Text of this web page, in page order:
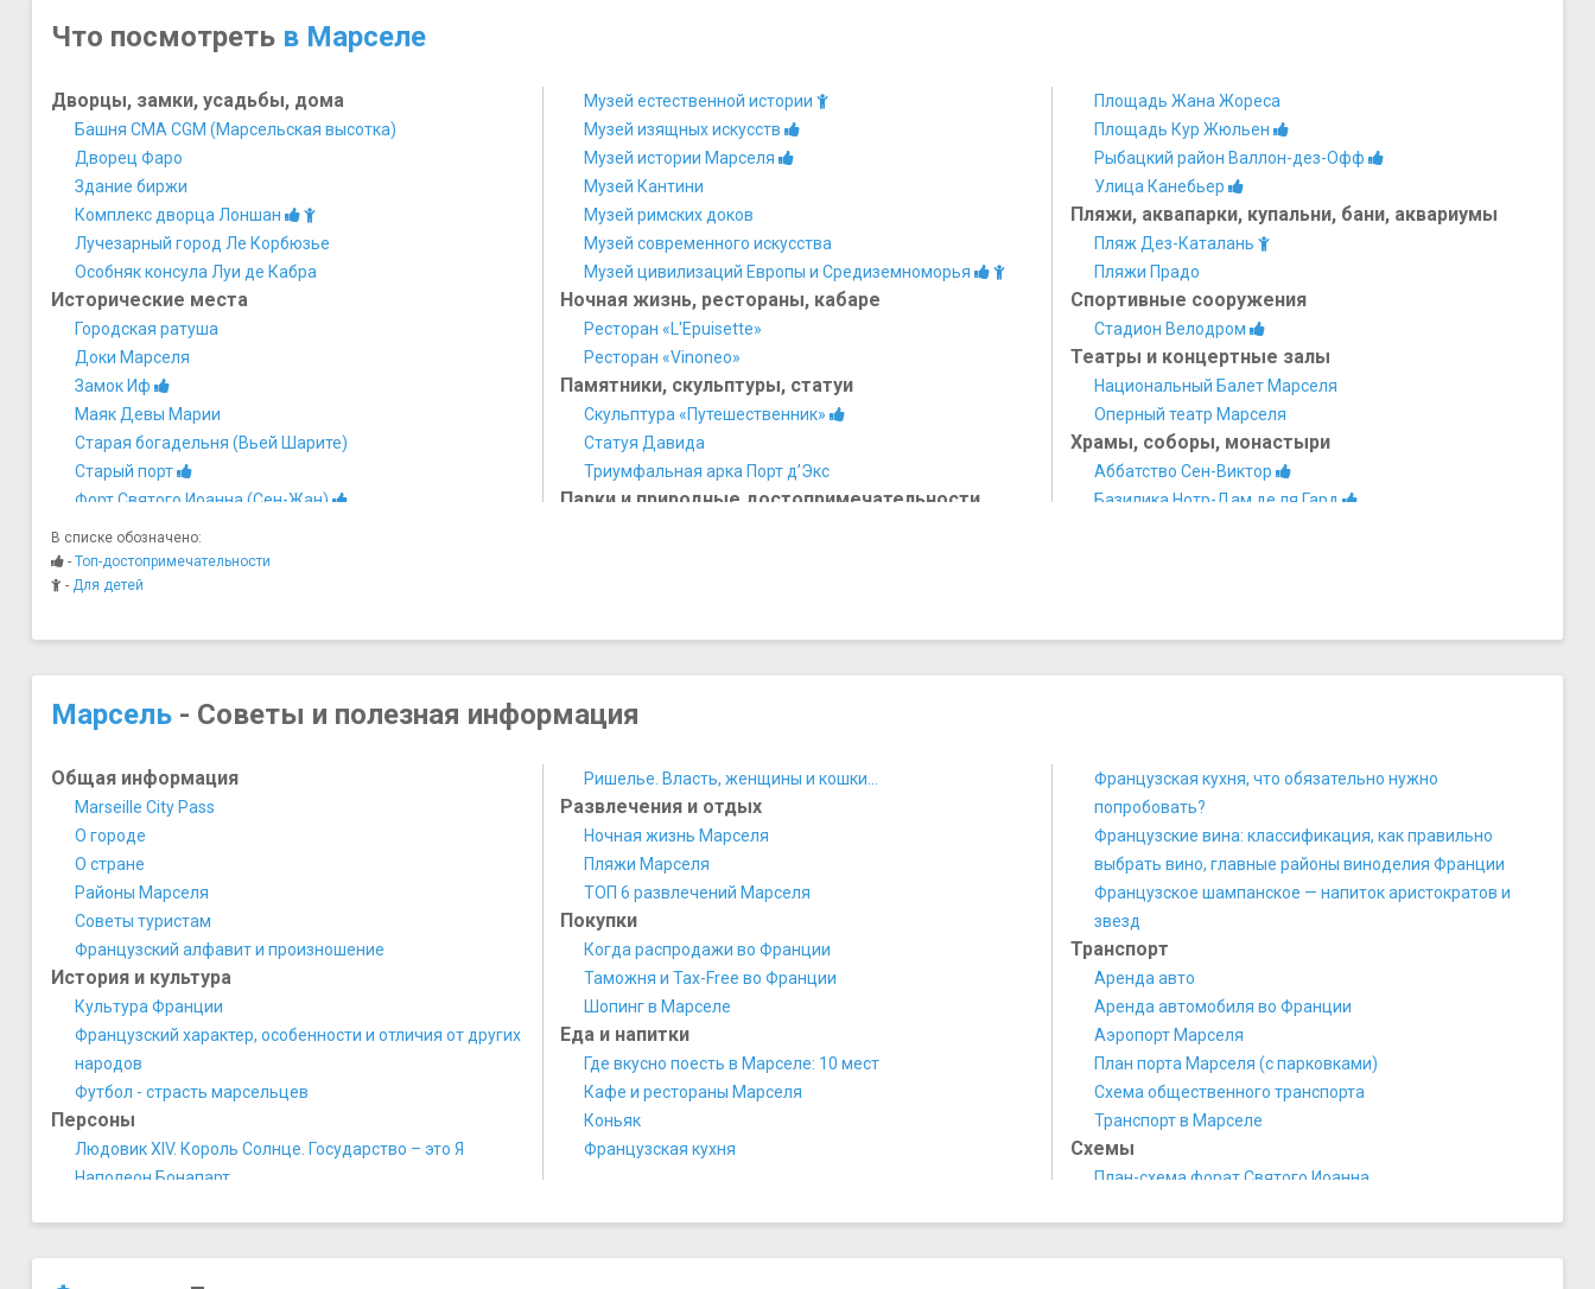
Что посмотреть в Марселе
Дворцы, замки, усадьбы, дома
Башня CMA CGM (Марсельская высотка)
Дворец Фаро
Здание биржи
Комплекс дворца Лоншан
Лучезарный город Ле Корбюзье
Особняк консула Луи де Кабра
Исторические места
Городская ратуша
Доки Марселя
Замок Иф
Маяк Девы Марии
Старая богадельня (Вьей Шарите)
Старый порт
Форт Святого Иоанна (Сен-Жан)
Форт Святого Николая
Центральная Больница
Музеи
Морской музей
Музей "Взгляд из Прованса"
Музей археологии Средиземноморья
Музей Борели (Замок Борели)
Музей естественной истории
Музей изящных искусств
Музей истории Марселя
Музей Кантини
Музей римских доков
Музей современного искусства
Музей цивилизаций Европы и Средиземноморья
Ночная жизнь, рестораны, кабаре
Ресторан «L'Epuisette»
Ресторан «Vinonеo»
Памятники, скульптуры, статуи
Скульптура «Путешественник»
Статуя Давида
Триумфальная арка Порт д’Экс
Парки и природные достопримечательности
Фриульские острова
Площади, улицы, фонтаны, районы
Квартал Панье
Площадь Жана Жореса
Площадь Кур Жюльен
Рыбацкий район Валлон-дез-Офф
Улица Канебьер
Пляжи, аквапарки, купальни, бани, аквариумы
Пляж Дез-Каталань
Пляжи Прадо
Спортивные сооружения
Стадион Велодром
Театры и концертные залы
Национальный Балет Марселя
Оперный театр Марселя
Храмы, соборы, монастыри
Аббатство Сен-Виктор
Базилика Нотр-Дам де ля Гард
августинцев)
Активный отдых, аттракционы, развлечения
В списке обозначено:
- Топ-достопримечательности
- Для детей
Марсель - Советы и полезная информация
Общая информация
Marseille City Pass
О городе
О стране
Районы Марселя
Советы туристам
Французский алфавит и произношение
История и культура
Культура Франции
Французский характер, особенности и отличия от других
народов
Футбол - страсть марсельцев
Персоны
Людовик XIV. Король Солнце. Государство – это Я
Наполеон Бонапарт
Ришелье. Власть, женщины и кошки...
Развлечения и отдых
Ночная жизнь Марселя
Пляжи Марселя
ТОП 6 развлечений Марселя
Покупки
Когда распродажи во Франции
Таможня и Tax-Free во Франции
Шопинг в Марселе
Еда и напитки
Где вкусно поесть в Марселе: 10 мест
Кафе и рестораны Марселя
Коньяк
Французская кухня
Французская кухня, что обязательно нужно
попробовать?
Французские вина: классификация, как правильно
выбрать вино, главные районы виноделия Франции
Французское шампанское — напиток аристократов и
звезд
Транспорт
Аренда авто
Аренда автомобиля во Франции
Аэропорт Марселя
План порта Марселя (с парковками)
Схема общественного транспорта
Транспорт в Марселе
Схемы
План-схема форат Святого Иоанна